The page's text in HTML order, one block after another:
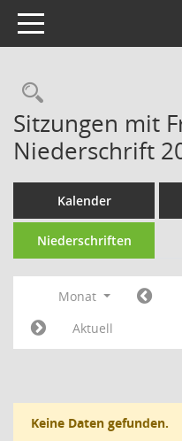
Toggle navigation
Sitzungen mit
Niederschrift
Kalender
Niederschriften
Monat
Aktuell
Keine Daten gefunden.